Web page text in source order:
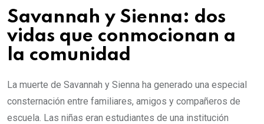
Savannah y Sienna: dos
vidas que conmocionan a
la comunidad
La muerte de Savannah y Sienna ha generado una especial
consternación entre familiares, amigos y compañeros de
escuela. Las niñas eran estudiantes de una institución